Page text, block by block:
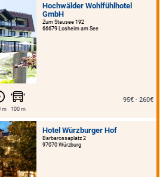
Hochwälder Wohlfühlhotel
GmbH
Zum Stausee 192
66679 Losheim am See
m 100 m
95€ - 260€
Hotel Würzburger Hof
Barbarossaplatz 2
97070 Würzburg